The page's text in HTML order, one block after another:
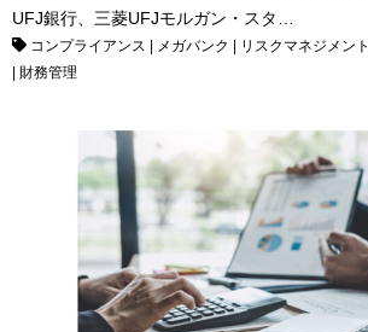
UFJ銀行、三菱UFJモルガン・スタ…
コンプライアンス | メガバンク | リスクマネジメント
| 財務管理